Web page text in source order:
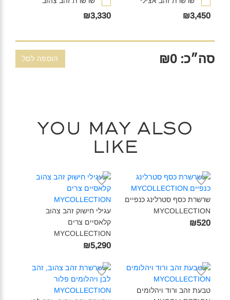
₪3,450
₪3,330
סה״כ: ₪0 הוספה לסל
You may also
like
שרשרת כסף סטרלינג כנפיים
MYCOLLECTION‎
₪520
עגילי חישוק זהב צהוב
קלאסיים צרים
MYCOLLECTION‎
₪5,290
טבעת זהב ורוד ויהלומים